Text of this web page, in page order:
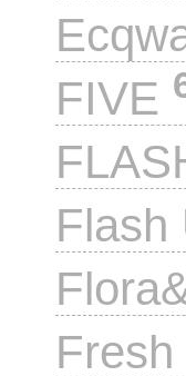
FIVE
Flash